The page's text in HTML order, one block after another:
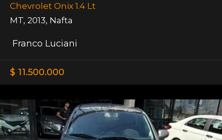
Chevrolet Onix 1.4 Lt
MT, 2013, Nafta
Franco Luciani
$ 11.500.000